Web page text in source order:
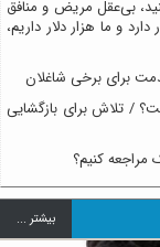
بی‌عقل مریض و منافق
که می‌گوید آمریکا ۱۰ هزار دلار دارد و ما هزار دلار داریم،
برای برخی شاغلان
است؟ / تلاش برای بازگشایی
کنیم؟
بيشتر ...